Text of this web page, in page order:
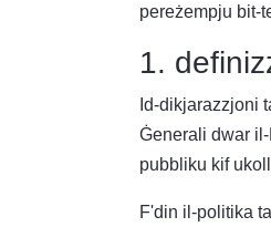
pereżempju bit-
1.
Id-dikjarazzjoni
Ġenerali dwar
pubbliku kif
F'din il-politika